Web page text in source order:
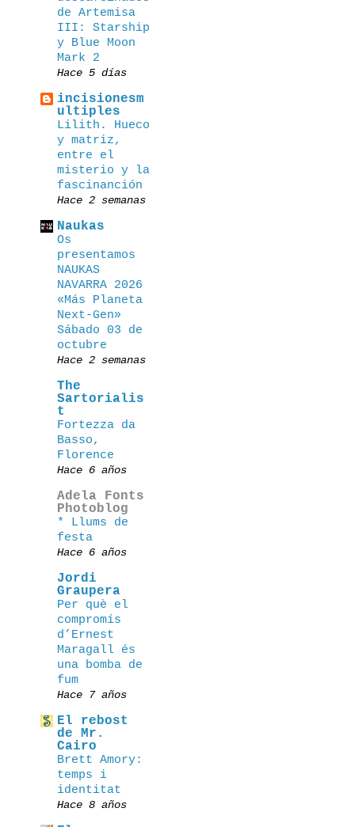
de Artemisa
III: Starship
y Blue Moon
Mark 2
Hace 5 días
incisionesm
ultiples
Lilith. Hueco
y matriz,
entre el
misterio y la
fascinanción
Hace 2 semanas
Naukas
Os
presentamos
NAUKAS
NAVARRA 2026
«Más Planeta
Next-Gen»
Sábado 03 de
octubre
Hace 2 semanas
The
Sartorialis
t
Fortezza da
Basso,
Florence
Hace 6 años
Adela Fonts
Photoblog
* Llums de
festa
Hace 6 años
Jordi
Graupera
Per què el
compromís
d’Ernest
Maragall és
una bomba de
fum
Hace 7 años
El rebost
de Mr.
Cairo
Brett Amory:
temps i
identitat
Hace 8 años